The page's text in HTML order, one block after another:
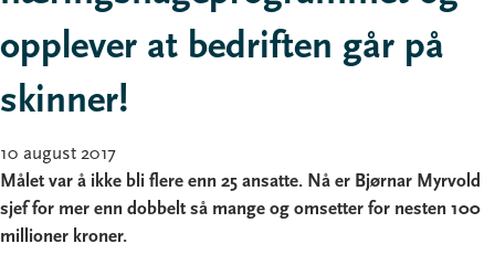
opplever at bedriften går på
skinner!
10 august 2017
Målet var å ikke bli flere enn 25 ansatte. Nå er Bjørnar Myrvold
sjef for mer enn dobbelt så mange og omsetter for nesten 100
millioner kroner.